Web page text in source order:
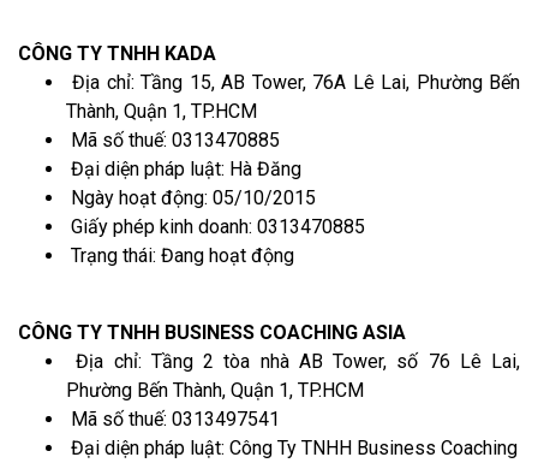
CÔNG TY TNHH KADA
Địa chỉ: Tầng 15, AB Tower, 76A Lê Lai, Phường Bến
Thành, Quận 1, TP.HCM
Mã số thuế: 0313470885
Đại diện pháp luật: Hà Đăng
Ngày hoạt động: 05/10/2015
Giấy phép kinh doanh: 0313470885
Trạng thái: Đang hoạt động
CÔNG TY TNHH BUSINESS COACHING ASIA
Địa chỉ: Tầng 2 tòa nhà AB Tower, số 76 Lê Lai,
Phường Bến Thành, Quận 1, TP.HCM
Mã số thuế: 0313497541
Đại diện pháp luật: Công Ty TNHH Business Coaching